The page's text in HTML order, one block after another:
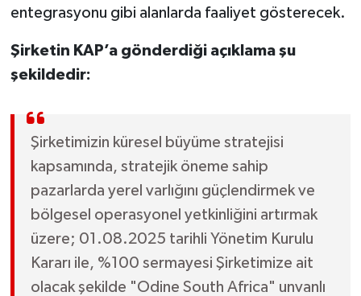
entegrasyonu gibi alanlarda faaliyet gösterecek.
Şirketin KAP’a gönderdiği açıklama şu
şekildedir:
Şirketimizin küresel büyüme stratejisi
kapsamında, stratejik öneme sahip
pazarlarda yerel varlığını güçlendirmek ve
bölgesel operasyonel yetkinliğini artırmak
üzere; 01.08.2025 tarihli Yönetim Kurulu
Kararı ile, %100 sermayesi Şirketimize ait
olacak şekilde "Odine South Africa" unvanlı